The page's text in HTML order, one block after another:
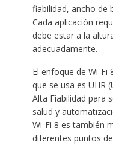
fiabilidad, ancho de
Cada aplicación
debe estar a la
adecuadamente.
El enfoque de Wi-Fi
que se usa es UHR
Alta Fiabilidad para
salud y
Wi-Fi 8 es también
diferentes puntos